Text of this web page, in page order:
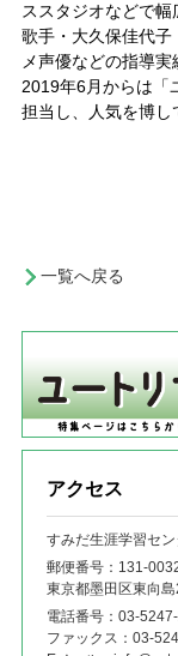
ススタジオなどで
歌手・大久保佳代子
メ声優などの指導実
2019年6月からは「
担当し、人気を博し
一覧へ戻る
アクセス
すみだ生涯学習セン
郵便番号：
東京都墨田区東向
電話番号： 03-
ファックス： 03-